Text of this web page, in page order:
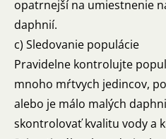
opatrnejší na umiestnenie
daphnií.
c) Sledovanie populácie
Pravidelne kontrolujte
mnoho mŕtvych jedincov,
alebo je málo malých
skontrolovať kvalitu vody a